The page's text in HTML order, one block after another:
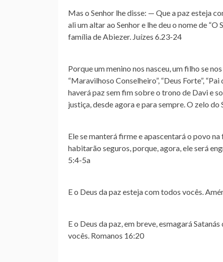
Mas o Senhor lhe disse: — Que a paz esteja
ali um altar ao Senhor e lhe deu o nome de “O
família de Abiezer. Juízes 6.23‭-‬24
Porque um menino nos nasceu, um filho se
“Maravilhoso Conselheiro”, “Deus Forte”, “Pai
haverá paz sem fim sobre o trono de Davi e
justiça, desde agora e para sempre. O zelo
Ele se manterá firme e apascentará o povo na
habitarão seguros, porque, agora, ele será
5:4‭-‬5a
E o Deus da paz esteja com todos vocês.
E o Deus da paz, em breve, esmagará
vocês. Romanos 16:20